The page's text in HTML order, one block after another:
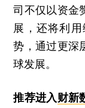
司不仅以资金
展，还将利
势，通过更深
球发展。
推荐进入财新